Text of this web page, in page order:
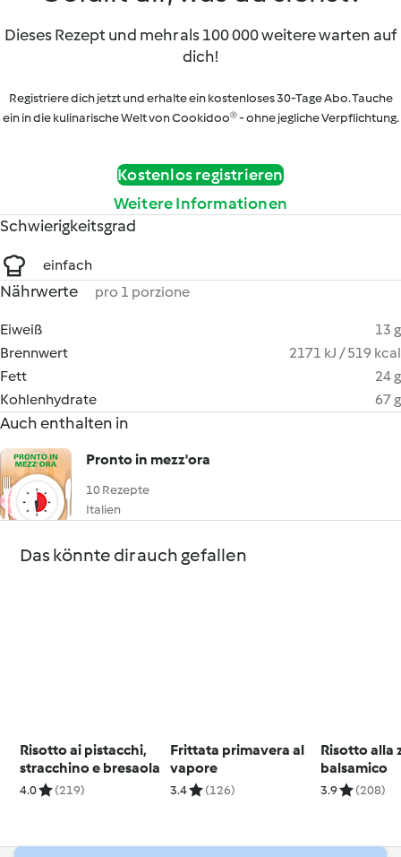
Dieses Rezept und mehr als 100 000 weitere warten auf
dich!
Registriere dich jetzt und erhalte ein kostenloses 30-Tage Abo. Tauche
ein in die kulinarische Welt von Cookidoo® - ohne jegliche Verpflichtung.
Kostenlos registrieren
Weitere Informationen
Schwierigkeitsgrad
einfach
Nährwerte pro 1 porzione
Eiweiß
13 g
Brennwert
2171 kJ / 519 kcal
Fett
24 g
Kohlenhydrate
67 g
Auch enthalten in
Pronto in mezz'ora
10 Rezepte
Italien
Das könnte dir auch gefallen
Risotto ai pistacchi,
stracchino e bresaola
4.0 (219)
Frittata primavera al
vapore
3.4 (126)
Risotto alla
balsamico
3.9 (208)